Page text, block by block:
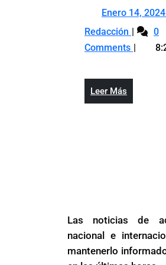
Fitch
para
Enero 14, 2024
Redacción
de
0
Comments
Leer Más
Más
Las noticias de
nacional e
mantenerlo